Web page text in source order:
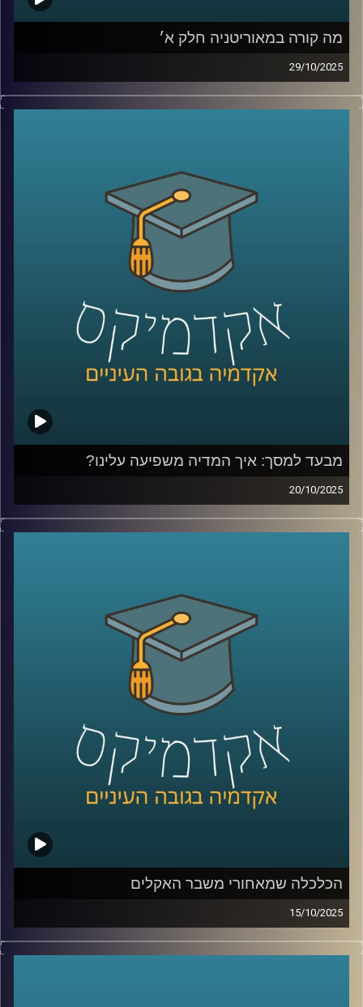
מה קורה במאוריטניה חלק א׳
29/10/2025
מאוריטניה יושבת על קו התפר בין מדבר הסהרה לאוקיינוס
האטלנטי, מדינה עצומת שטח ומעט תושבים, איסלאם וזהות
תפקידה בצירי ההגירה לאירופה, ומדיניות חוץ שמדברת עם
וושינגטון ואירופה, עם המפרץ, סין וטורקיה. היא מוצגת כ״אי
של יציבות״ בסאהל הסוער, אך מאחורי הכותרת מסתתרים
פערים חברתיים ואתגרי משילות. היום ננסה להבין אם זו יציבות
אמיתית או מיתוס, ומה המשמעות שלה לישראל.
נמצא איתנו השגריר ד״ר חיים קורן מבית הספר לאודר לממשל,
דיפלומטיה ואסטרטגיה באוניברסיטת רייכמן, לשעבר שגריר
ישראל במצרים ובדרום סודן.
קרדיט תמונות:AudioVersity
מבעד למסך: איך המדיה משפיעה עלינו?
20/10/2025
בפרק של היום היום נבחן איך מדיה מעצבת רגשות, עמדות
והרגלים של צעירים (ומבוגרים), עם דגש על דימוי גוף, מיניות,
סמי עופר לתקשורת וחוקרת תכני והשפעות מדיה, זוכת מענקי
אז מה מראים המחקרים האמפיריים, אילו תהליכים קוגניטיביים
וחברתיים פועלים בעת חשיפה לתכנים, ומה תובנות פרקטיות
הורים ומורות יכולים לאמץ כדי לטפח שימוש מדיה בריא?
ננפץ כמה מיתוסים ונאיר גם את הצד הטוב של המדיה
קרדיט תמונות:
AudioVersity
הכלכלה שמאחורי משבר האקלים
15/10/2025
בפרק של היום נדבר על אחת הסוגיות הדחופות והמשפיעות
ביותר של ימינו, משבר האקלים, אבל מזווית כלכלית. כי מאחורי